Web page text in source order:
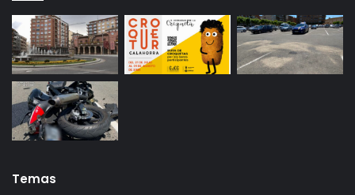
Temas